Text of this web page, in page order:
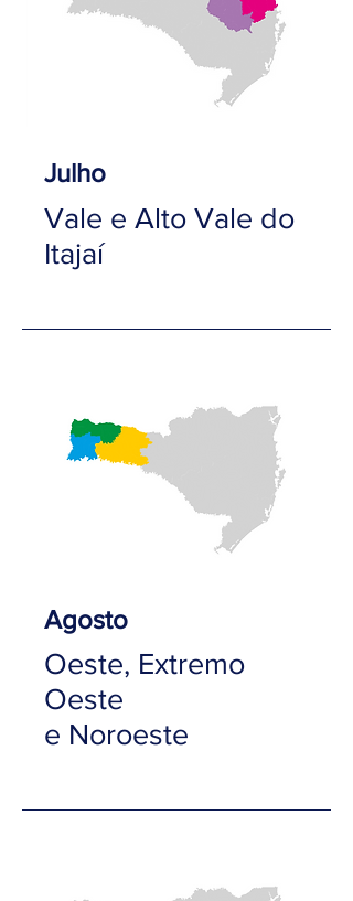
Julho
Vale e Alto Vale do
Itajaí
Agosto
Oeste, Extremo
Oeste
e Noroeste